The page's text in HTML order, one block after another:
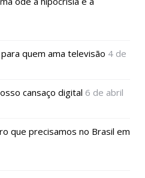
quem ama televisão 4 de
cansaço digital 6 de abril
que precisamos no Brasil em